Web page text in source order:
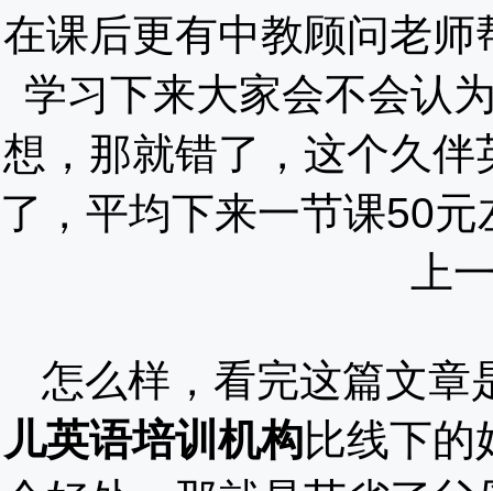
在课后更有中教顾问老
学习下来大家会不会认
想，那就错了，这个久
了，平均下来一节课50
上
怎么样，看完这篇文章
儿英语培训机构比线下